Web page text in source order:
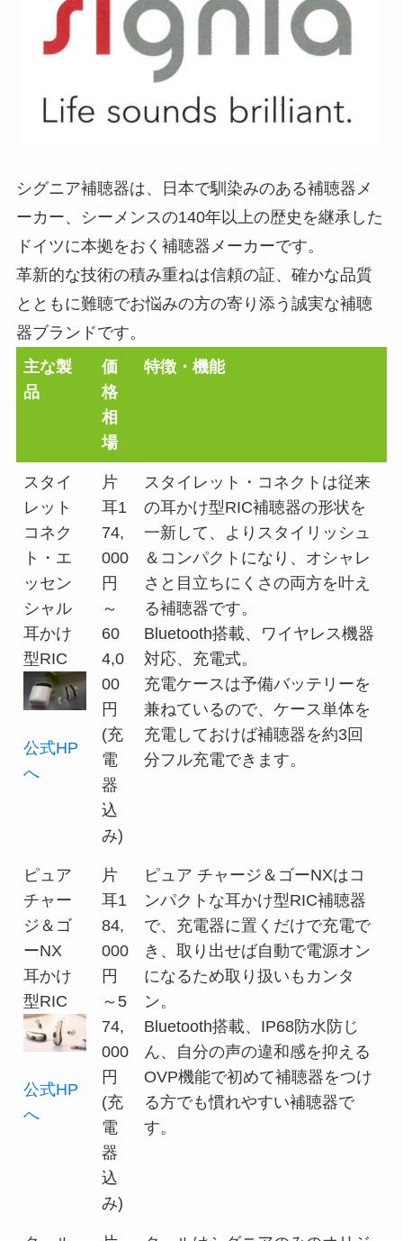
シグニア補聴器は、日本で馴染みのある補聴器メ
ーカー、シーメンスの140年以上の歴史を継承した
ドイツに本拠をおく補聴器メーカーです。
革新的な技術の積み重ねは信頼の証、確かな品質
とともに難聴でお悩みの方の寄り添う誠実な補聴
器ブランドです。
主な製
品
価
格
相
場
特徴・機能
スタイ
レット
コネク
ト・エ
ッセン
シャル
耳かけ
型RIC
公式HP
へ
片
耳1
74,
000
円
～
60
4,0
00
円
(充
電
器
込
み)
スタイレット・コネクトは従来
の耳かけ型RIC補聴器の形状を
一新して、よりスタイリッシュ
＆コンパクトになり、オシャレ
さと目立ちにくさの両方を叶え
る補聴器です。
Bluetooth搭載、ワイヤレス機器
対応、充電式。
充電ケースは予備バッテリーを
兼ねているので、ケース単体を
充電しておけば補聴器を約3回
分フル充電できます。
ピュア
チャー
ジ＆ゴ
ーNX
耳かけ
型RIC
公式HP
へ
片
耳1
84,
000
円
～5
74,
000
円
(充
電
器
込
み)
ピュア チャージ＆ゴーNXはコ
ンパクトな耳かけ型RIC補聴器
で、充電器に置くだけで充電で
き、取り出せば自動で電源オン
になるため取り扱いもカンタ
ン。
Bluetooth搭載、IP68防水防じ
ん、自分の声の違和感を抑える
OVP機能で初めて補聴器をつけ
る方でも慣れやすい補聴器で
す。